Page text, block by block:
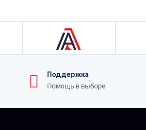
Поддержка
Помощь в выборе